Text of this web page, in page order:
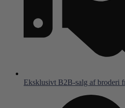
Eksklusivt B2B-salg af broderi